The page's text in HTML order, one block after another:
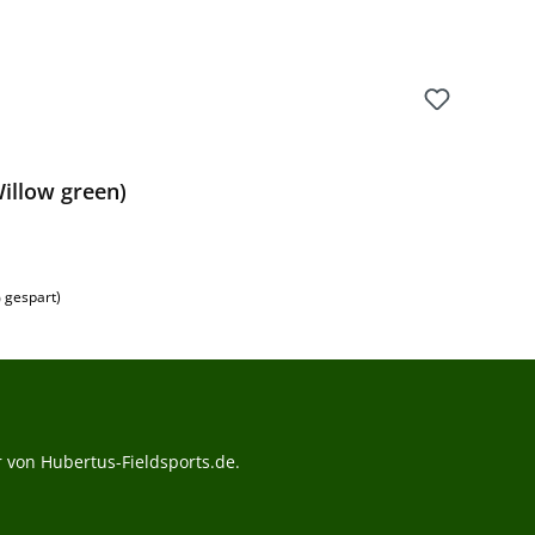
green)
gespart)
Hubertus-Fieldsports.de.